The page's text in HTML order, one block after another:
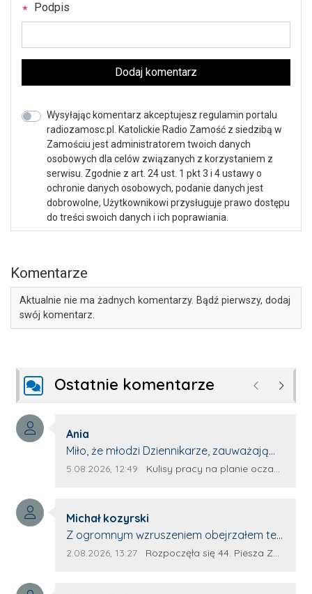
Podpis
Dodaj komentarz
Wysyłając komentarz akceptujesz regulamin portalu
radiozamosc.pl. Katolickie Radio Zamość z siedzibą w
Zamościu jest administratorem twoich danych
osobowych dla celów związanych z korzystaniem z
serwisu. Zgodnie z art. 24 ust. 1 pkt 3 i 4 ustawy o
ochronie danych osobowych, podanie danych jest
dobrowolne, Użytkownikowi przysługuje prawo dostępu
do treści swoich danych i ich poprawiania.
Komentarze
Aktualnie nie ma żadnych komentarzy. Bądź pierwszy, dodaj
swój komentarz.
Ostatnie komentarze Poprzednie
Autor komentarza:
Ania
Treść komentarza:
Miło, że młodzi Dziennikarze, zauważają
młode talenty, które dopiero wkraczają
z nim wywiad, który przeprowadzi Pan
Artur.
Data dodania komentarza:
5.08.2026, 12:49 Źródło komentarza:
Kulisy pracy na planie oczami młodego filmowca
Autor komentarza:
Michał kozyrski
Treść komentarza:
Z ogromnym wzruszeniem obejrzałem ten
materiał. ❤️ Jestem naprawdę dumny z
Data dodania komentarza:
2.08.2026, 13:27 Źródło komentarza:
Rozpoczęła się 44. Piesza Zamojsko-Lubaczowska Pielgrzymka na Jasną Górę!